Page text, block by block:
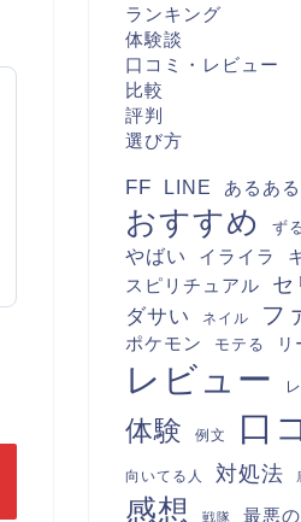
ランキング
体験談
口コミ・レビュー
比較
評判
選び方
FF LINE あるある
おすすめ ず
やばい イライラ
スピリチュアル セ
ダサい
ネイル フ
ポケモン モテる リ
レビュー
体験 例文 口
向いてる人 対処法
感想 戦隊 最悪